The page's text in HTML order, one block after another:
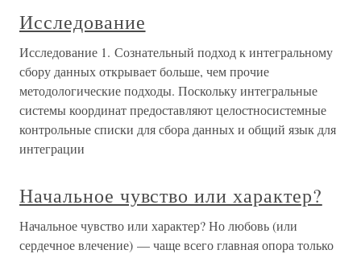
Исследование
Исследование 1. Сознательный подход к интегральному
сбору данных открывает больше, чем прочие
методологические подходы. Поскольку интегральные
системы координат предоставляют целостносистемные
контрольные списки для сбора данных и общий язык для
интеграции
Начальное чувство или характер?
Начальное чувство или характер? Но любовь (или
сердечное влечение) — чаще всего главная опора только